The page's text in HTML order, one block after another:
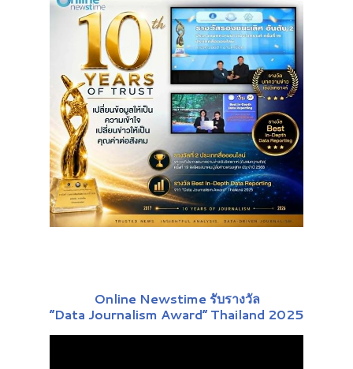
Online Newstime รับรางวัล
“Data Journalism Award” Thailand 2025